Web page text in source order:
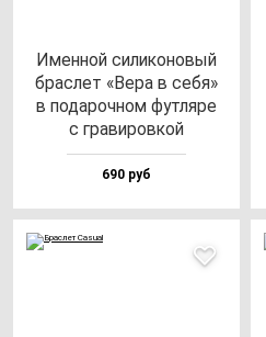
Имен­ной си­ли­ко­но­вый
брас­лет «Вера в се­бя»
в по­да­роч­ном фут­ля­ре
с гра­ви­ров­кой
690 руб